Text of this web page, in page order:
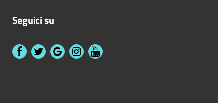
Seguici su